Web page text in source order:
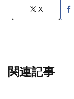
X
関連記事